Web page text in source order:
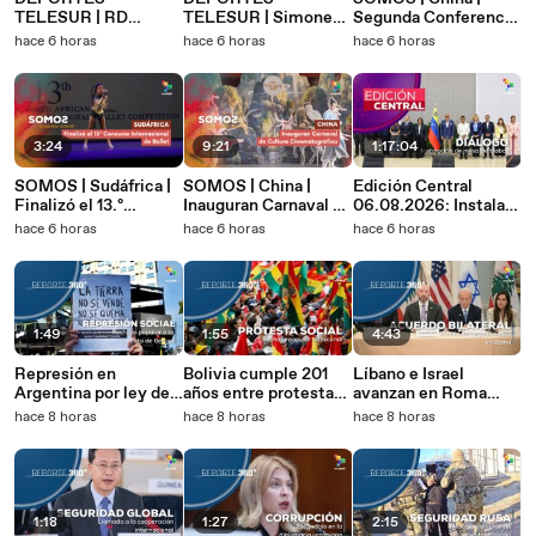
TELESUR | RD
celebra XXV Juegos
estrena eSports 06-
08-2026
hace 6 horas
3:24
SOMOS | Sudáfrica |
Finalizó el 13.º
Concurso
Ballet 06-08-2026
hace 6 horas
1:49
Represión en
Argentina por ley de
venta de tierras a
hace 8 horas
1:18
TELESUR | Simone
Biles encabezó
Sports rumbo a Lima
2027 06-08-2026
hace 6 horas
9:21
SOMOS | China |
Inauguran Carnaval de
Cultura
08-2026
hace 6 horas
1:55
Bolivia cumple 201
años entre protestas
y rechazo a Rodrigo
hace 8 horas
1:27
Segunda Conferencia
Internacional de
Cultura Hongshan
06-08-2026
hace 6 horas
1:17:04
Edición Central
06.08.2026: Instalan
en Caracas diálogo
Gobierno y oposición
hace 6 horas
4:43
Líbano e Israel
avanzan en Roma
sobre acuerdo marco
hace 8 horas
2:15